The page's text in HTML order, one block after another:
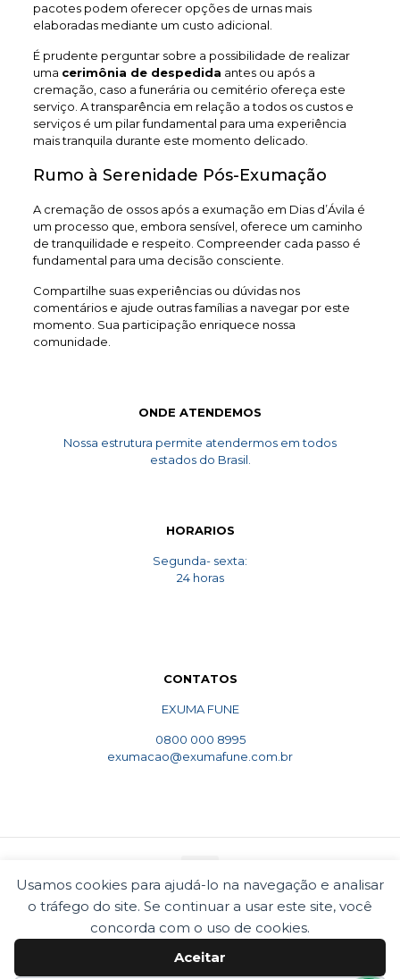
Usamos cookies para ajudá-lo na navegação e analisar
o tráfego do site. Se continuar a usar este site, você
concorda com o uso de cookies.
Aceitar
pacotes podem oferecer opções de urnas mais
elaboradas mediante um custo adicional.
É prudente perguntar sobre a possibilidade de realizar
uma cerimônia de despedida antes ou após a
cremação, caso a funerária ou cemitério ofereça este
serviço. A transparência em relação a todos os custos e
serviços é um pilar fundamental para uma experiência
mais tranquila durante este momento delicado.
Rumo à Serenidade Pós-Exumação
A cremação de ossos após a exumação em Dias d’Ávila é
um processo que, embora sensível, oferece um caminho
de tranquilidade e respeito. Compreender cada passo é
fundamental para uma decisão consciente.
Compartilhe suas experiências ou dúvidas nos
comentários e ajude outras famílias a navegar por este
momento. Sua participação enriquece nossa
comunidade.
ONDE ATENDEMOS
Nossa estrutura permite atendermos em todos
estados do Brasil.
HORARIOS
Segunda- sexta:
24 horas
CONTATOS
EXUMA FUNE
0800 000 8995
exumacao@exumafune.com.br
© 2010 Exumafune. Todos direitos reservados- Ligue
0800 000 8995. Exumações de ossos em todo o Brasil.
Termos e condições
Politica de privacidade